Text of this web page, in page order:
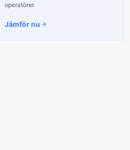
operatörer.
Jämför nu